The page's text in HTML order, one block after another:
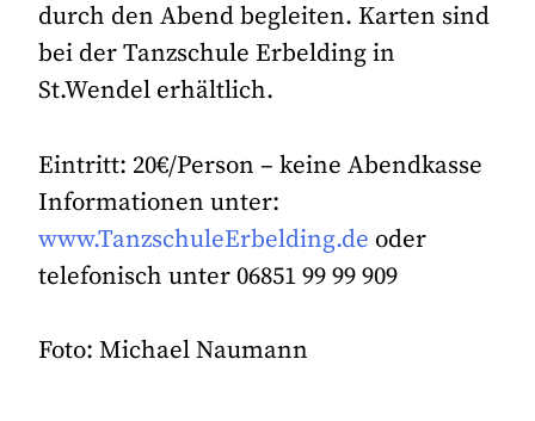
durch den Abend begleiten. Karten sind
bei der Tanzschule Erbelding in
St.Wendel erhältlich.
Eintritt: 20€/Person – keine Abendkasse
Informationen unter:
www.TanzschuleErbelding.de oder
telefonisch unter 06851 99 99 909
Foto: Michael Naumann